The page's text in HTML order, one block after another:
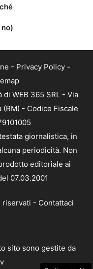
- Privacy Policy -
WEB 365 SRL - Via
(RM) - Codice Fiscale
giornalistica, in
periodicità. Non
editoriale ai
07.03.2001
- Contattaci
sito sono gestite da